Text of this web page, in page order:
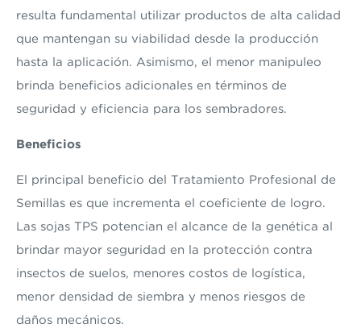
resulta fundamental utilizar productos de alta calidad
que mantengan su viabilidad desde la producción
hasta la aplicación. Asimismo, el menor manipuleo
brinda beneficios adicionales en términos de
seguridad y eficiencia para los sembradores.
Beneficios
El principal beneficio del Tratamiento Profesional de
Semillas es que incrementa el coeficiente de logro.
Las sojas TPS potencian el alcance de la genética al
brindar mayor seguridad en la protección contra
insectos de suelos, menores costos de logística,
menor densidad de siembra y menos riesgos de
daños mecánicos.